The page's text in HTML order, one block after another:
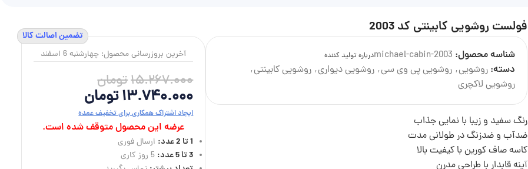
فولست روشویی کابینتی کد 2003
شناسه محصول: michael-cabin-2003درباره تولید کننده
دسته: روشویی, روشویی پی وی سی, روشویی دیواری, روشویی کابینتی,
روشویی لاکچری
رنگ سفید و زیبا با نمایی جذاب
ضدآب و ضدزنگ در طولانی مدت
کاسه صاف کورین با کیفیت بالا
آینه قابدار با طراحی مدرن
تضمین اصالت کالا
آخرین بروزرسانی محصول: چهارشنبه 6 اسفند
15.267.000تومان
13.740.000تومان
ایجاد اشتراک همکاری برای تخفیف عمده
عرضه این محصول متوقف شده است.
1 تا 2 عدد: ارسال فوری
3 تا 5 عدد: 5 روز کاری